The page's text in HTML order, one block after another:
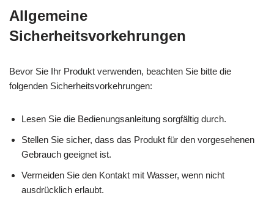
Allgemeine
Sicherheitsvorkehrungen
Bevor Sie Ihr Produkt verwenden, beachten Sie bitte die
folgenden Sicherheitsvorkehrungen:
Lesen Sie die Bedienungsanleitung sorgfältig durch.
Stellen Sie sicher, dass das Produkt für den vorgesehenen
Gebrauch geeignet ist.
Vermeiden Sie den Kontakt mit Wasser, wenn nicht
ausdrücklich erlaubt.